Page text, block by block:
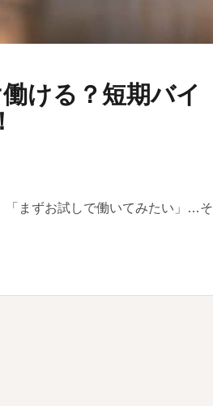
ける？短期バイ
「まずお試しで働いてみたい」…そ